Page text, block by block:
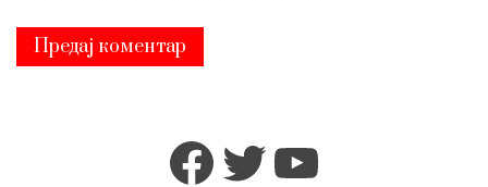
Facebook
TwitterYouTube